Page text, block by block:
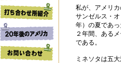
私が、アメリ
サンゼルス・
年）の夏であ
２年間、ある
である。
ミネソタは五